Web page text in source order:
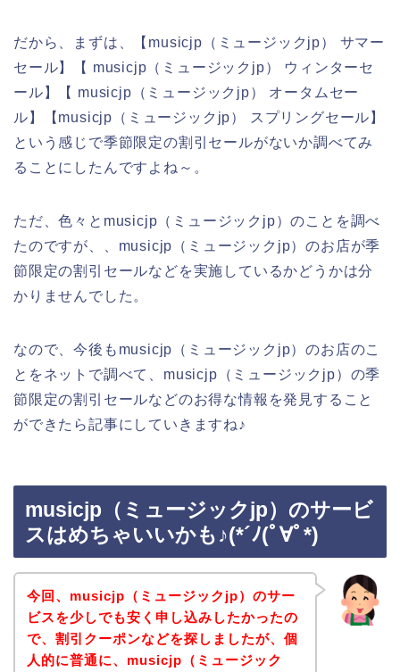
だから、まずは、【musicjp（ミュージックjp） サマー
セール】【 musicjp（ミュージックjp） ウィンターセ
ール】【 musicjp（ミュージックjp） オータムセー
ル】【musicjp（ミュージックjp） スプリングセール】
という感じで季節限定の割引セールがないか調べてみ
ることにしたんですよね～。
ただ、色々とmusicjp（ミュージックjp）のことを調べ
たのですが、、musicjp（ミュージックjp）のお店が季
節限定の割引セールなどを実施しているかどうかは分
かりませんでした。
なので、今後もmusicjp（ミュージックjp）のお店のこ
とをネットで調べて、musicjp（ミュージックjp）の季
節限定の割引セールなどのお得な情報を発見すること
ができたら記事にしていきますね♪
musicjp（ミュージックjp）のサービ
スはめちゃいいかも♪(*´ﾉ(ﾟ∀ﾟ*)
今回、musicjp（ミュージックjp）のサー
ビスを少しでも安く申し込みしたかったの
で、割引クーポンなどを探しましたが、個
人的に普通に、musicjp（ミュージック